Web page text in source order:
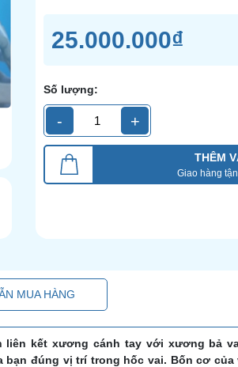
25.000.000₫
Số lượng:
- +
THÊM
Giao hàng
MUA HÀNG
kết xương cánh tay với xương bả
đúng vị trí trong hốc vai. Bốn cơ của